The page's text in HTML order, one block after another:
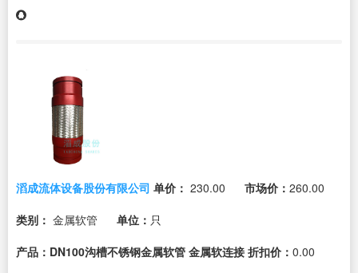
滔成流体设备股份有限公司 单价： 230.00 市场价： 260.00
类别： 金属软管 单位： 只
产品：DN100沟槽不锈钢金属软管 金属软连接 折扣价： 0.00